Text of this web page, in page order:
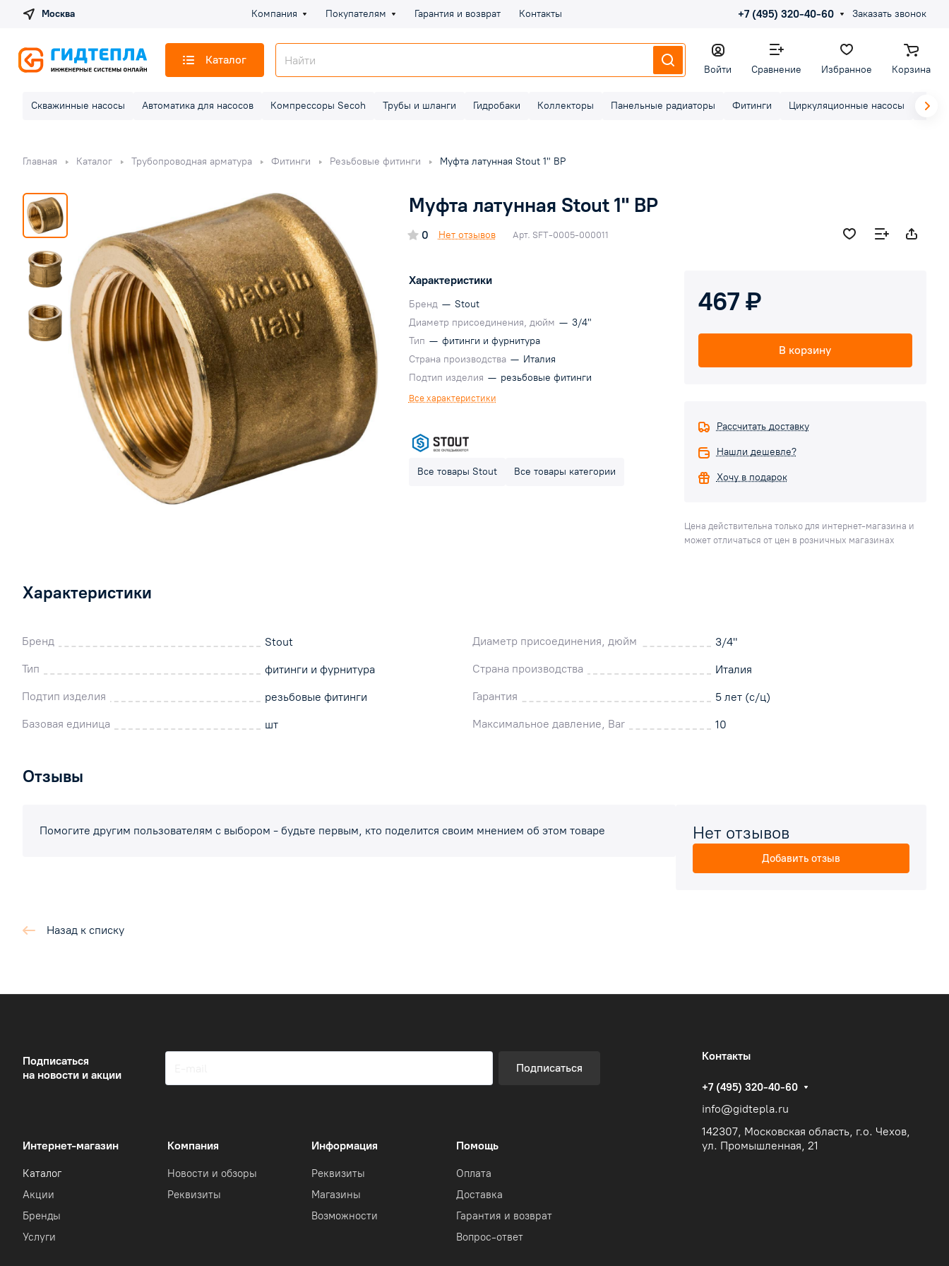
Москва Компания Покупателям Гарантия и возврат Контакты +7 (495) 320-40-60 Заказать звонок
Каталог
Войти Сравнение Избранное Корзина
Скважинные насосы Автоматика для насосов Компрессоры Secoh Трубы и шланги Гидробаки Коллекторы Панельные радиаторы Фитинги Циркуляционные насосы
Главная Каталог Трубопроводная арматура Фитинги Резьбовые фитинги Муфта латунная Stout 1" ВР
Муфта латунная Stout 1" ВР
0 Нет отзывов Арт. SFT-0005-000011
Характеристики
Бренд — Stout
Диаметр присоединения, дюйм — 3/4"
Тип — фитинги и фурнитура
Страна производства — Италия
Подтип изделия — резьбовые фитинги
Все характеристики
Все товары Stout Все товары категории
467 ₽
В корзину
Рассчитать доставку
Нашли дешевле?
Хочу в подарок
Цена действительна только для интернет-магазина и
может отличаться от цен в розничных магазинах
Характеристики
Бренд Stout Диаметр присоединения, дюйм
3/4"
Тип
фитинги и фурнитура Страна производства
Италия
Подтип изделия
резьбовые фитинги Гарантия
5 лет (с/ц)
Базовая единица
шт Максимальное давление, Bar 10
Отзывы
Помогите другим пользователям с выбором - будьте первым, кто поделится своим мнением об этом товаре Нет отзывов
Добавить отзыв
Назад к списку
Подписаться
на новости и акции
Подписаться
Интернет-магазин
Каталог
Акции
Бренды
Услуги
Компания
Новости и обзоры
Реквизиты
Информация
Реквизиты
Магазины
Возможности
Помощь
Оплата
Доставка
Гарантия и возврат
Вопрос-ответ
Контакты
+7 (495) 320-40-60
info@gidtepla.ru
142307, Московская область, г.о. Чехов,
ул. Промышленная, 21